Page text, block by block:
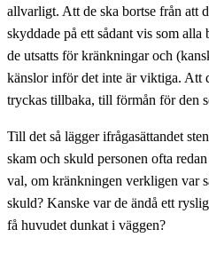
allvarligt. Att de ska bortse från att
skyddade på ett sådant vis som
de utsatts för kränkningar och
känslor inför det inte är viktiga. Att
tryckas tillbaka, till förmån för den
Till det så lägger ifrågasättandet
skam och skuld personen ofta
val, om kränkningen verkligen var
skuld? Kanske var de ändå ett
få huvudet dunkat i väggen?